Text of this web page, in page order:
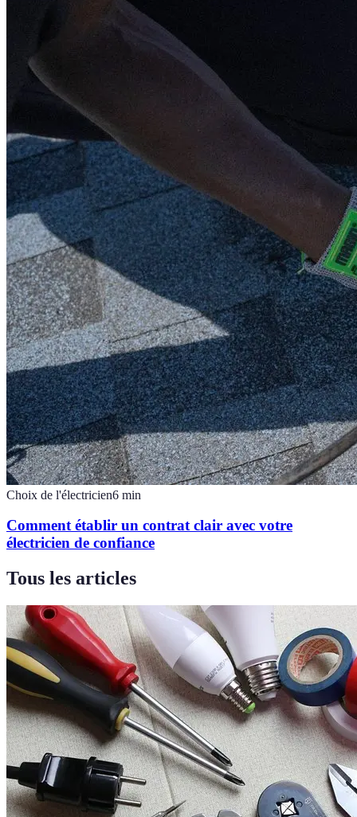
Choix de l'électricien6 min
Comment établir un contrat clair avec votre
électricien de confiance
Tous les articles